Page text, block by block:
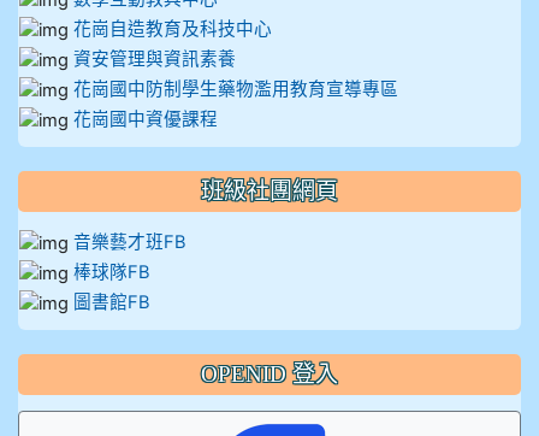
花崗自造教育及科技中心
資安管理與資訊素養
花崗國中防制學生藥物濫用教育宣導專區
花崗國中資優課程
班級社團網頁
音樂藝才班FB
棒球隊FB
圖書館FB
OPENID 登入